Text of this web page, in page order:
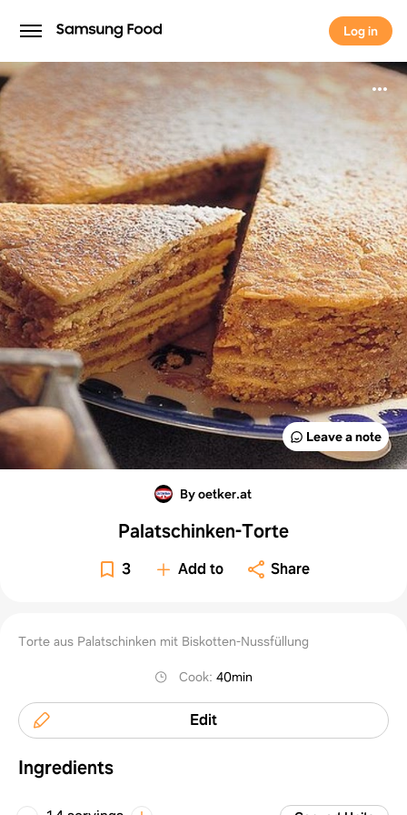
Log in
Log in
Leave a note
By oetker.at
Palatschinken-Torte
3 Add to Share
Torte aus Palatschinken mit Biskotten-Nussfüllung
Cook:40min
Edit
Ingredients